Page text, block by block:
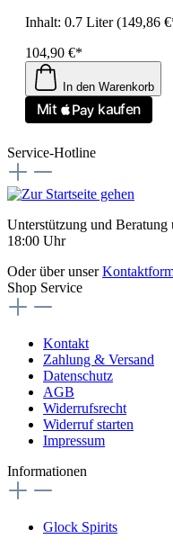
Inhalt: 0.7 Liter(149,86
104,90 €*
In den Warenkorb
Service-Hotline
Unterstützung und Beratung
18:00 Uhr
Oder über unser
Shop Service
Kontakt
Zahlung & Versand
Datenschutz
AGB
Widerrufsrecht
Widerruf starten
Impressum
Informationen
Glock Spirits